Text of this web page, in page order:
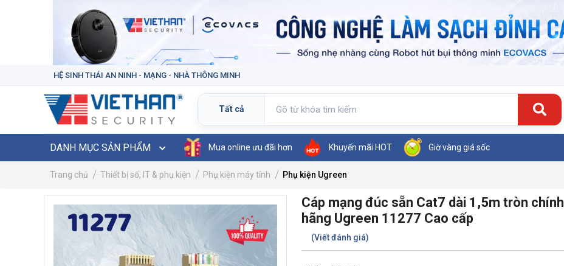
HỆ SINH THÁI AN NINH - MẠNG - NHÀ THÔNG MINH
DANH MỤC SẢN PHẨM Mua online ưu đãi hơn Khuyến mãi HOT Giờ vàng giá sốc
Trang chủ Thiết bị số, IT & phụ kiện Phụ kiện máy tính Phụ kiện Ugreen
Cáp mạng đúc sẵn Cat7 dài 1,5m tròn chính
hãng Ugreen 11277 Cao cấp
(Viết đánh giá)